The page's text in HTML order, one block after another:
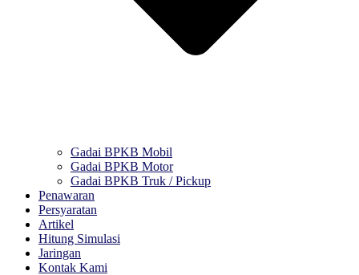
Gadai BPKB Mobil
Gadai BPKB Motor
Gadai BPKB Truk / Pickup
Penawaran
Persyaratan
Artikel
Hitung Simulasi
Jaringan
Kontak Kami